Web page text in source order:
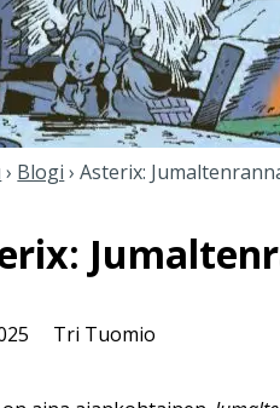
› Blogi ›Asterix:
Tri Tuomio